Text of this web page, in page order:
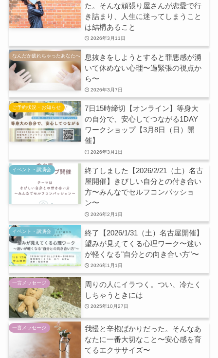
た。そんな頑張り屋さんが恋愛で行
き詰まり、人生に迷ってしまうこと
は結構あること
2026年3月11日
なんだか疲れちゃったあなたへ
息抜きをしようとすると罪悪感が湧
いて休めない心理〜過緊張の視点か
ら〜
2026年3月7日
ご予約状況・お知らせ
7日15時締切【オンライン】等身大
の自分で、安心してつながる1DAY
ワークショップ【3月8日（日）開
催】
2026年3月1日
イベント・講演会
終了しました【2026/2/21（土）名古
屋開催】きびしい自分との付き合い
方〜みんなでセルフコンパッショ
ン〜
2026年2月1日
イベント・講演会
終了【2026/1/31（土）名古屋開催】
望みが見えてくる心理ワーク〜迷い
が軽くなる"自分との向き合い方"〜
2026年1月1日
一言メッセージ
周りの人にイラつく。つい、冷たく
しちゃうときには
2025年10月27日
一言メッセージ
我慢と辛抱ばかりだった。そんなあ
なたに一番大切なこと〜安心感を育
てるエクササイズ〜